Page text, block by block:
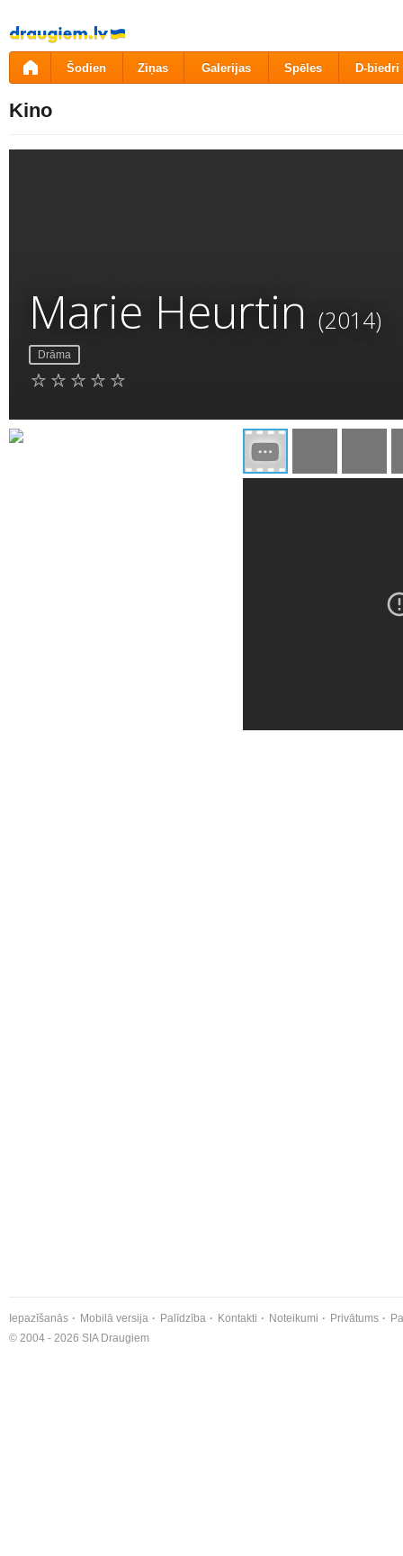
Pāriet
uz
saturu
Šodien Ziņas Galerijas Spēles D-biedri
Kino
Marie Heurtin (2014)
Drāma
Iepazīšanās Mobilā versija Palīdzība Kontakti Noteikumi Privātums
© 2004 - 2026 SIA Draugiem